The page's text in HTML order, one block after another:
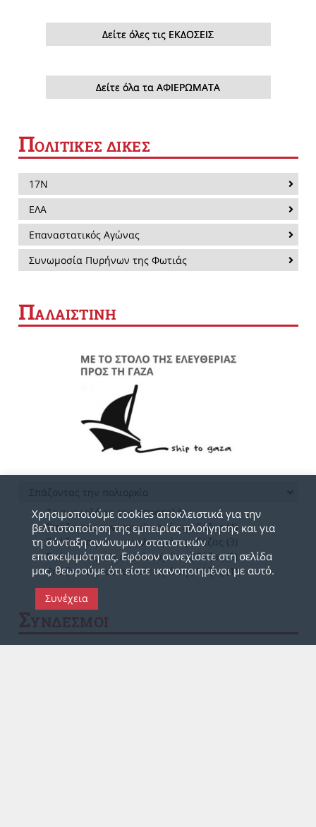
Δείτε όλες τις ΕΚΔΟΣΕΙΣ
Δείτε όλα τα ΑΦΙΕΡΩΜΑΤΑ
ΠΟΛΙΤΙΚΕΣ ΔΙΚΕΣ
17Ν
ΕΛΑ
Επαναστατικός Αγώνας
Συνωμοσία Πυρήνων της Φωτιάς
ΠΑΛΑΙΣΤΙΝΗ
Το ημερολόγιο της αποστολής
Σπάζοντας τον αποκλεισμό της Γάζας (4)
Σπάζοντας τον αποκλεισμό της Γάζας (3)
Σπάζοντας τον αποκλεισμό της Γάζας (2)
Σπάζοντας τον αποκλεισμό της Γάζας (1)
Χρησιμοποιούμε cookies αποκλειστικά για την
βελτιστοποίηση της εμπειρίας πλοήγησης και για
τη σύνταξη ανώνυμων στατιστικών
επισκεψιμότητας. Εφόσον συνεχίσετε στη σελίδα
μας, θεωρούμε ότι είστε ικανοποιημένοι με αυτό.
Συνέχεια